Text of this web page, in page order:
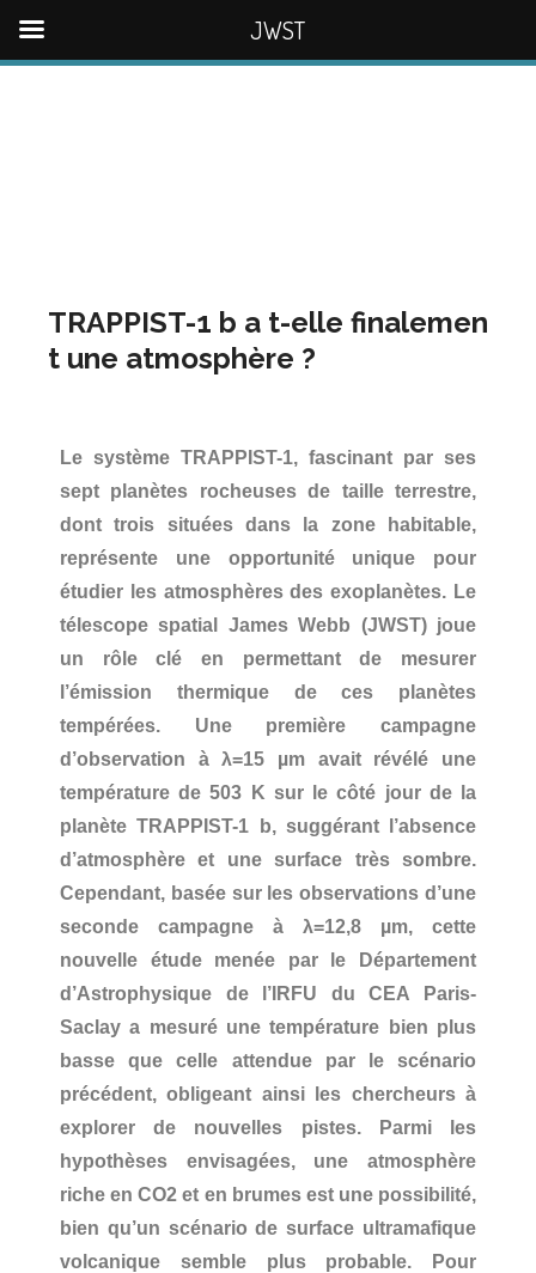
TRAPPIST-1 b a t-elle finalemen
t une atmosphère ?
Le système TRAPPIST-1, fascinant par ses
sept planètes rocheuses de taille terrestre,
dont trois situées dans la zone habitable,
représente une opportunité unique pour
étudier les atmosphères des exoplanètes. Le
télescope spatial James Webb (JWST) joue
un rôle clé en permettant de mesurer
l’émission thermique de ces planètes
tempérées. Une première campagne
d’observation à λ=15 µm avait révélé une
température de 503 K sur le côté jour de la
planète TRAPPIST-1 b, suggérant l’absence
d’atmosphère et une surface très sombre.
Cependant, basée sur les observations d’une
seconde campagne à λ=12,8 µm, cette
nouvelle étude menée par le Département
d’Astrophysique de l’IRFU du CEA Paris-
Saclay a mesuré une température bien plus
basse que celle attendue par le scénario
précédent, obligeant ainsi les chercheurs à
explorer de nouvelles pistes. Parmi les
hypothèses envisagées, une atmosphère
riche en CO2 et en brumes est une possibilité,
bien qu’un scénario de surface ultramafique
volcanique semble plus probable. Pour
JWST